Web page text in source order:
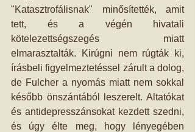
"Katasztrofálisnak" minősítették, amit
tett, és a végén hivatali
kötelezettségszegés miatt
elmarasztalták. Kirúgni nem rúgták ki,
írásbeli figyelmeztetéssel zárult a dolog,
de Fulcher a nyomás miatt nem sokkal
később önszántából leszerelt. Altatókat
és antidepresszánsokat kezdett szedni,
és úgy élte meg, hogy lényegében